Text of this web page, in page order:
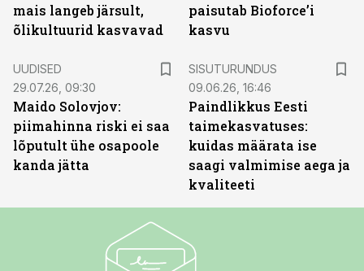
mais langeb järsult,
õlikultuurid kasvavad
paisutab Bioforce’i
kasvu
UUDISED
29.07.26, 09:30
Maido Solovjov:
piimahinna riski ei saa
lõputult ühe osapoole
kanda jätta
SISUTURUNDUS
09.06.26, 16:46
Paindlikkus Eesti
taimekasvatuses:
kuidas määrata ise
saagi valmimise aega ja
kvaliteeti